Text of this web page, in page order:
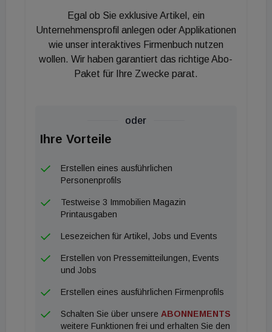
Egal ob Sie exklusive Artikel, ein
Unternehmensprofil anlegen oder Applikationen
wie unser interaktives Firmenbuch nutzen
wollen. Wir haben garantiert das richtige Abo-
Paket für Ihre Zwecke parat.
oder
Ihre Vorteile
Erstellen eines ausführlichen
Personenprofils
Testweise 3 Immobilien Magazin
Printausgaben
Lesezeichen für Artikel, Jobs und Events
Erstellen von Pressemitteilungen, Events
und Jobs
Erstellen eines ausführlichen Firmenprofils
Schalten Sie über unsere ABONNEMENTS
weitere Funktionen frei und erhalten Sie den